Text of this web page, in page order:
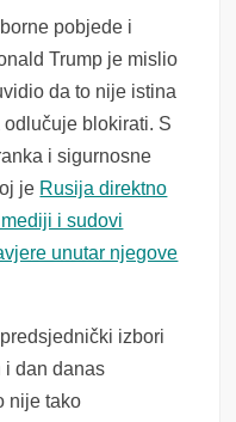
pobjede i
Trump je mislio
da to nije istina
blokirati. S
i sigurnosne
je Rusija direktno
i sudovi
unutar njegove
izbori
i dan danas
nije tako